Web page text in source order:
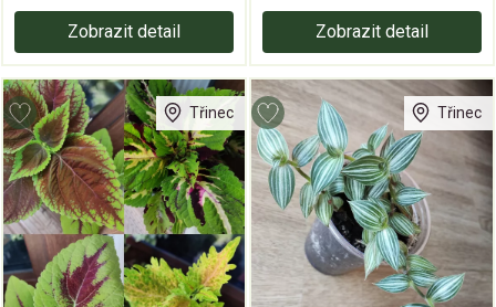
Zobrazit detail Zobrazit detail
Třinec Třinec